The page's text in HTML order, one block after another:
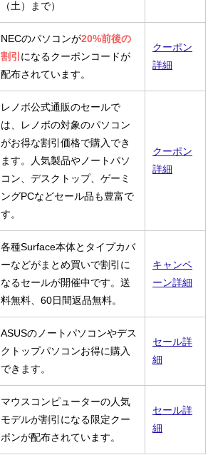
（土）まで）
NECのパソコンが20%前後の
割引になるクーポンコードが
配布されています。
クーポン
詳細
レノボ公式通販のセールで
は、レノボの対象のパソコン
がお得な割引価格で購入でき
ます。人気製品やノートパソ
コン、デスクトップ、ゲーミ
ングPCなどセール品も豊富で
す。
クーポン
詳細
各種Surface本体とタイプカバ
ーなどがまとめ買いで割引に
なるセールが開催中です。送
料無料、60日間返品無料。
キャンペ
ーン詳細
ASUSのノートパソコンやデス
クトップパソコンお得に購入
できます。
セール詳
細
マウスコンピューターの人気
モデルが割引になる限定クー
ポンが配布されています。
セール詳
細